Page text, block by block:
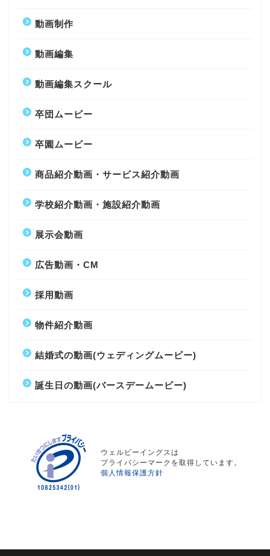
動画制作
動画編集
動画編集スクール
卒団ムービー
卒園ムービー
商品紹介動画・サービス紹介動画
学校紹介動画・施設紹介動画
展示会動画
広告動画・CM
採用動画
物件紹介動画
結婚式の動画(ウェディングムービー)
誕生日の動画(バースデームービー)
ウェルビーイングスは
プライバシーマークを取得しています。
個人情報保護方針